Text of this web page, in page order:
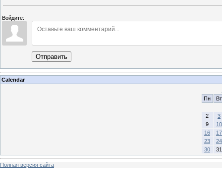
Войдите:
Отправить
Calendar
Пн
Вт
2
3
9
10
16
17
23
24
30
31
Полная версия сайта